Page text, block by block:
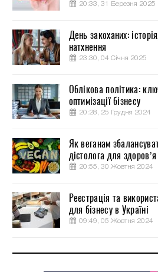
20:33, 31 Березня 2025
День закоханих:
натхнення
23:30, 04 Січня 2025
Облікова політика:
оптимізації бізнесу
20:28, 25 Грудня 2024
Як веганам
дієтолога для здоров’я
20:55, 30 Жовтня 2024
Реєстрація та
для бізнесу в Україні
09:49, 05 Жовтня 2024